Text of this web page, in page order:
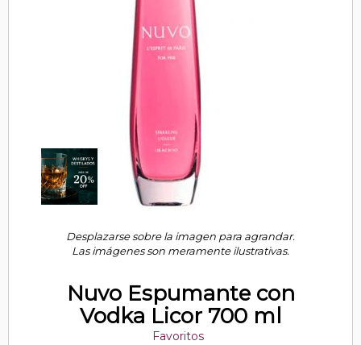
Desplazarse sobre la imagen para agrandar.
Las imágenes son meramente ilustrativas.
Nuvo Espumante con
Vodka Licor 700 ml
Favoritos